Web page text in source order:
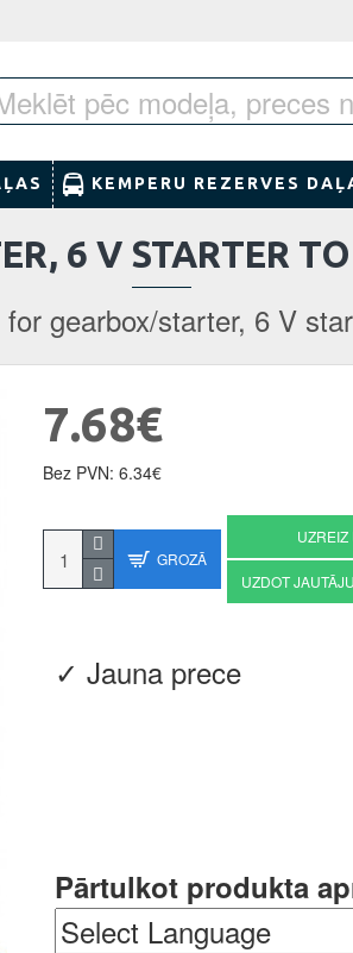
KEMPERU REZERVES
for gearbox/starter, 6 V
6 V STARTER
✓ Jauna prece
Pārtulkot produkta
7.68€
Bez PVN: 6.34€
GROZĀ
UZREIZ
UZDOT